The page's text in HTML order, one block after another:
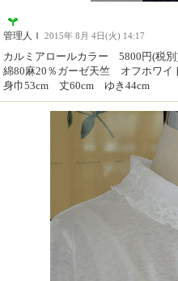
管理人Ｉ 2015年 8月 4日(火) 14:17
カルミアロールカラー 5800円(税別
綿80麻20％ガーゼ天竺 オフホワイ
身巾53cm 丈60cm ゆき44cm